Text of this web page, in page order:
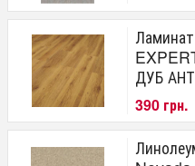
ДУБ
390 грн.